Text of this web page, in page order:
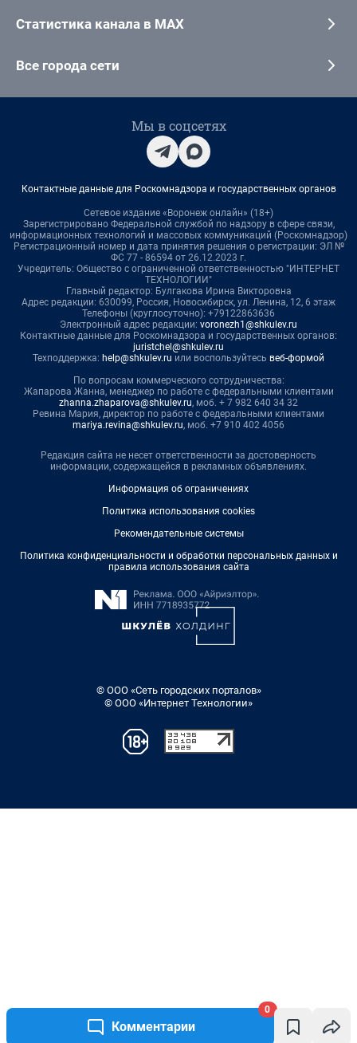
Комментарии
0
Статистика канала в MAX
Все города сети
Мы в соцсетях
Контактные данные для Роскомнадзора и государственных органов
Сетевое издание «Воронеж онлайн» (18+)
Зарегистрировано Федеральной службой по надзору в сфере связи,
информационных технологий и массовых коммуникаций (Роскомнадзор)
Регистрационный номер и дата принятия решения о регистрации: ЭЛ №
ФС 77 - 86594 от 26.12.2023 г.
Учредитель: Общество с ограниченной ответственностью "ИНТЕРНЕТ
ТЕХНОЛОГИИ"
Главный редактор: Булгакова Ирина Викторовна
Адрес редакции: 630099, Россия, Новосибирск, ул. Ленина, 12, 6 этаж
Телефоны (круглосуточно): +79122863636
Электронный адрес редакции: voronezh1@shkulev.ru
Контактные данные для Роскомнадзора и государственных органов:
juristchel@shkulev.ru
Техподдержка: help@shkulev.ru или воспользуйтесь веб-формой
По вопросам коммерческого сотрудничества:
Жапарова Жанна, менеджер по работе с федеральными клиентами
zhanna.zhaparova@shkulev.ru, моб. + 7 982 640 34 32
Ревина Мария, директор по работе с федеральными клиентами
mariya.revina@shkulev.ru, моб. +7 910 402 4056
Редакция сайта не несет ответственности за достоверность
информации, содержащейся в рекламных объявлениях.
Информация об ограничениях
Политика использования cookies
Рекомендательные системы
Политика конфиденциальности и обработки персональных данных и
правила использования сайта
© ООО «Сеть городских порталов»
© ООО «Интернет Технологии»